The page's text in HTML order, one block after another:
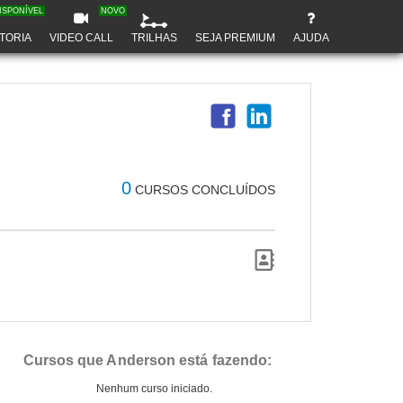
VIDEO CALL
NOVO
TRILHAS SEJA PREMIUM AJUDA
0 CURSOS CONCLUÍDOS
Cursos que Anderson está fazendo:
Nenhum curso iniciado.